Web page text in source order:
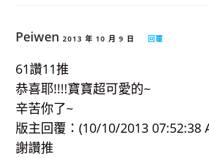
Peiwen 2013 年 10 月 9 日 回覆
61讚11推
恭喜耶!!!!寶寶超可愛的~
辛苦你了~
版主回覆：(10/10/2013 07:52:38
謝讚推